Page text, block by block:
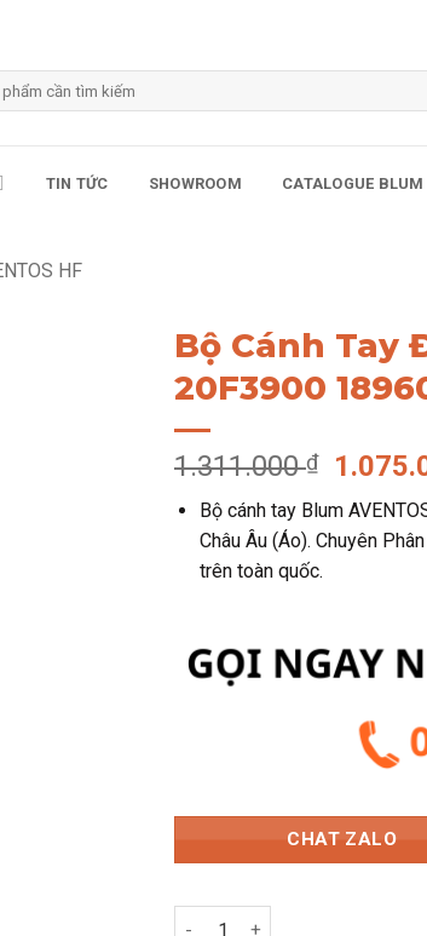
TIN TỨC SHOWROOM CATALOGUE BLUM
HF
Bộ Cánh Tay
20F3900
1.311.000₫
Giá
gốc
là:
Bộ cánh tay Blum
Châu Âu (Áo). Chuyên
trên toàn quốc.
CHAT ZALO
Bộ Cánh Tay Đòn Blum